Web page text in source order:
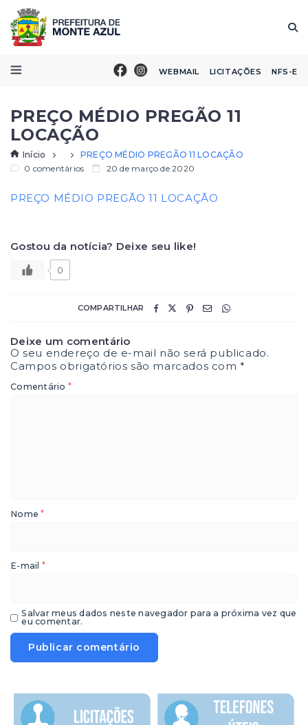
WEBMAIL LICITAÇÕES NFS-E
PREÇO MÉDIO PREGÃO 11
LOCAÇÃO
Início
PREÇO MÉDIO PREGÃO 11 LOCAÇÃO
0 comentários
20 de março de 2020
PREÇO MÉDIO PREGÃO 11 LOCAÇÃO
Gostou da notícia? Deixe seu like!
0
COMPARTILHAR
Deixe um comentário
O seu endereço de e-mail não será publicado.
Campos obrigatórios são marcados com*
Comentário *
Nome*
E-mail *
Salvar meus dados neste navegador para a próxima vez que
eu comentar.